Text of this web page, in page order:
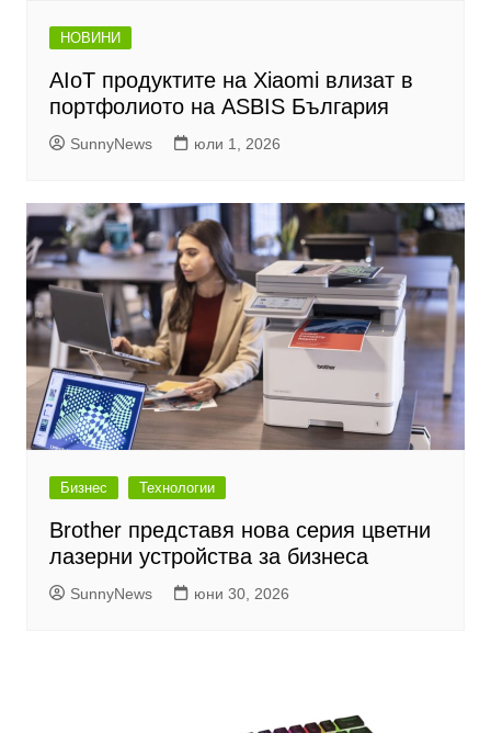
НОВИНИ
AIoT продуктите на Xiaomi влизат в
портфолиото на ASBIS България
SunnyNews юли 1, 2026
Бизнес Технологии
Brother представя нова серия цветни
лазерни устройства за бизнеса
SunnyNews юни 30, 2026